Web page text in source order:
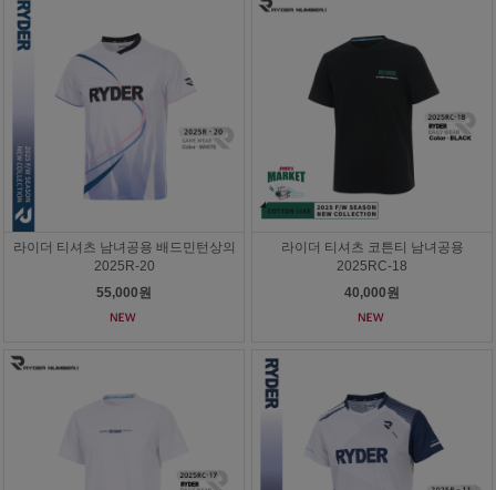
라이더 티셔츠 남녀공용 배드민턴상의
2025R-20
55,000원
라이더 티셔츠 코튼티 남녀공용
2025RC-18
40,000원